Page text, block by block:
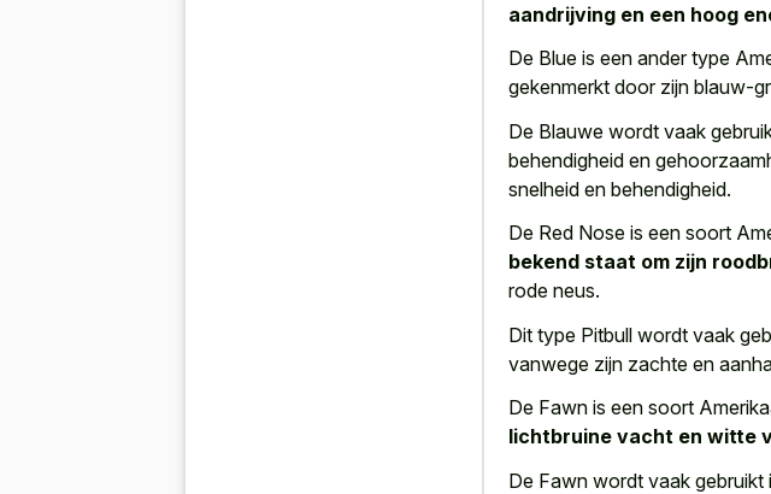
aandrijving en een hoog
De Blue is een ander type
gekenmerkt door zijn blauw-
De Blauwe wordt vaak
behendigheid en
snelheid en behendigheid.
De Red Nose is een soort
bekend staat om zijn
rode neus.
Dit type Pitbull wordt vaak
vanwege zijn zachte en
De Fawn is een soort
lichtbruine vacht en witte
De Fawn wordt vaak